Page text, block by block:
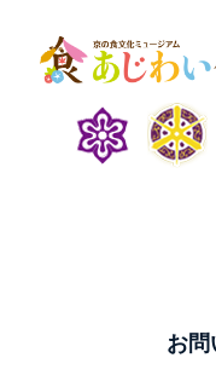
お問